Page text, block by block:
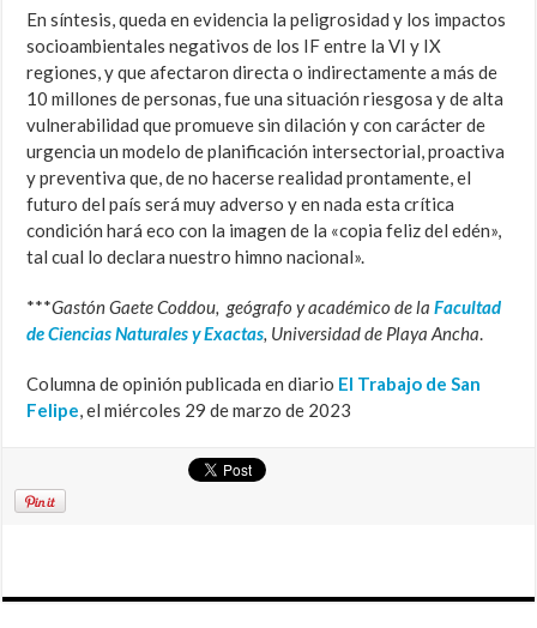
En síntesis, queda en evidencia la peligrosidad y los impactos
socioambientales negativos de los IF entre la VI y IX
regiones, y que afectaron directa o indirectamente a más de
10 millones de personas, fue una situación riesgosa y de alta
vulnerabilidad que promueve sin dilación y con carácter de
urgencia un modelo de planificación intersectorial, proactiva
y preventiva que, de no hacerse realidad prontamente, el
futuro del país será muy adverso y en nada esta crítica
condición hará eco con la imagen de la «copia feliz del edén»,
tal cual lo declara nuestro himno nacional».
***Gastón Gaete Coddou, geógrafo y académico de la Facultad
de Ciencias Naturales y Exactas, Universidad de Playa Ancha.
Columna de opinión publicada en diario El Trabajo de San
Felipe, el miércoles 29 de marzo de 2023